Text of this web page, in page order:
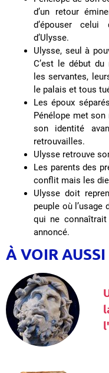
d’un retour
d’épouser
d’Ulysse.
Ulysse, seul à
C’est le début
les servantes,
le palais et tous
Les époux
Pénélope met son
son identité
retrouvailles.
Ulysse retrouve
Les parents des
conflit mais les
Ulysse doit
peuple où l’usage
qui ne
annoncé.
À VOIR AUSSI